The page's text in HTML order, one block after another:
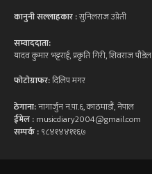
कानुनी सल्लाहकार :सुनिलराज उप्रेती
सम्वाददाता:
यादव कुमार भट्टराई, प्रकृति गिरी, शिवराज पौडेल
फोटोग्राफर:दिलिप मगर
ठेगाना:नागार्जुन न.पा.६, काठमाडौं, नेपाल
ईमेल :musicdiary2004@gmail.com
सम्पर्क :९८४१४४११६७